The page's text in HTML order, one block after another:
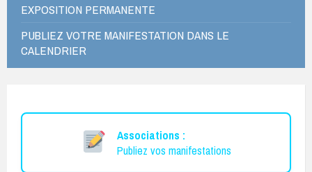
EXPOSITION PERMANENTE
PUBLIEZ VOTRE MANIFESTATION DANS LE
CALENDRIER
Associations :
Publiez vos manifestations